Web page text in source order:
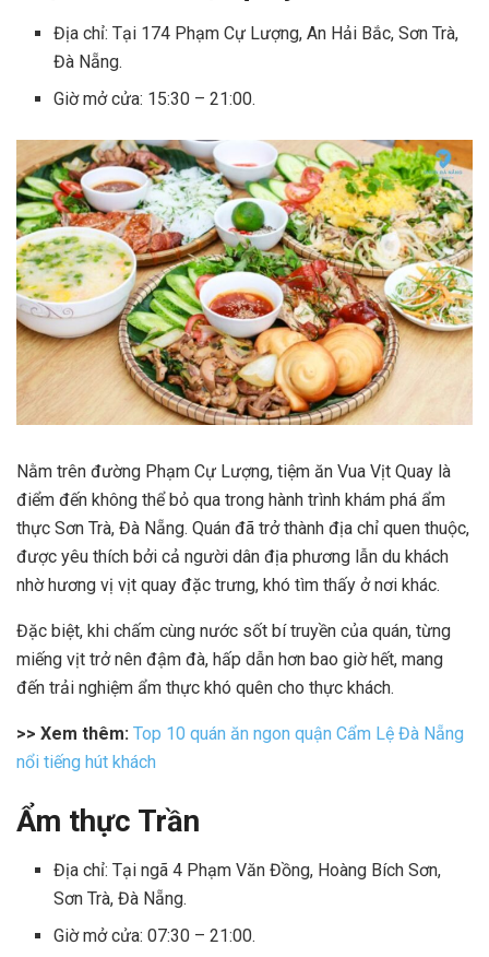
Địa chỉ: Tại 174 Phạm Cự Lượng, An Hải Bắc, Sơn Trà,
Đà Nẵng.
Giờ mở cửa: 15:30 – 21:00.
Nằm trên đường Phạm Cự Lượng, tiệm ăn Vua Vịt Quay là
điểm đến không thể bỏ qua trong hành trình khám phá ẩm
thực Sơn Trà, Đà Nẵng. Quán đã trở thành địa chỉ quen thuộc,
được yêu thích bởi cả người dân địa phương lẫn du khách
nhờ hương vị vịt quay đặc trưng, khó tìm thấy ở nơi khác.
Đặc biệt, khi chấm cùng nước sốt bí truyền của quán, từng
miếng vịt trở nên đậm đà, hấp dẫn hơn bao giờ hết, mang
đến trải nghiệm ẩm thực khó quên cho thực khách.
>> Xem thêm: Top 10 quán ăn ngon quận Cẩm Lệ Đà Nẵng
nổi tiếng hút khách
Ẩm thực Trần
Địa chỉ: Tại ngã 4 Phạm Văn Đồng, Hoàng Bích Sơn,
Sơn Trà, Đà Nẵng.
Giờ mở cửa: 07:30 – 21:00.